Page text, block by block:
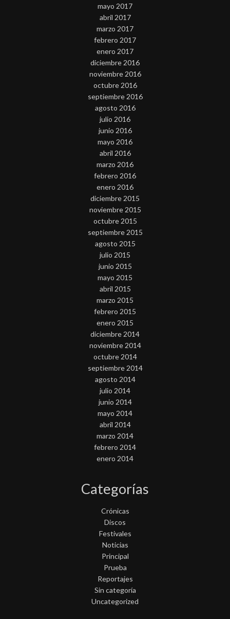
mayo 2017
abril 2017
marzo 2017
febrero 2017
enero 2017
diciembre 2016
noviembre 2016
octubre 2016
septiembre 2016
agosto 2016
julio 2016
junio 2016
mayo 2016
abril 2016
marzo 2016
febrero 2016
enero 2016
diciembre 2015
noviembre 2015
octubre 2015
septiembre 2015
agosto 2015
julio 2015
junio 2015
mayo 2015
abril 2015
marzo 2015
febrero 2015
enero 2015
diciembre 2014
noviembre 2014
octubre 2014
septiembre 2014
agosto 2014
julio 2014
junio 2014
mayo 2014
abril 2014
marzo 2014
febrero 2014
enero 2014
Categorías
Crónicas
Discos
Festivales
Noticias
Principal
Prueba
Reportajes
Sin categoría
Uncategorized